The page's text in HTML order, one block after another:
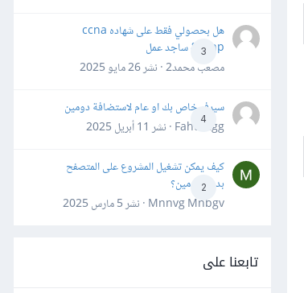
3
هل بحصولي فقط على شهاده ccna
&ccnp ساجد عمل
مصعب محمد2 · نشر
26 مايو 2025
4
سيرفر خاص بك او عام لاستضافة دومين
Fahd Ggg · نشر
11 أبريل 2025
2
كيف يمكن تشغيل المشروع على المتصفح
بدون دومين؟
Mnnvg Mnbgv · نشر
5 مارس 2025
تابعنا على